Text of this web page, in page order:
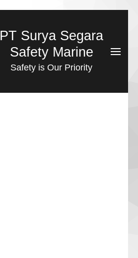
ke
konten
(Tekan
Enter)
PT Surya Segara
Safety Marine
Safety is Our Priority